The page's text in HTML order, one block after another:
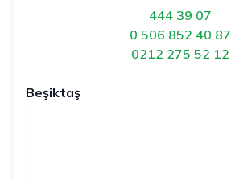
444 39 07
0 506 852 40 87
0212 275 52 12
Beşiktaş